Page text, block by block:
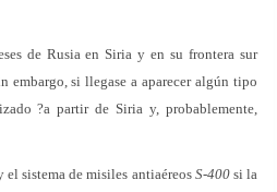
de Rusia en Siria y en su frontera sur
embargo, si llegase a aparecer algún tipo
?a partir de Siria y, probablemente,
el sistema de misiles antiaéreos S-400si la